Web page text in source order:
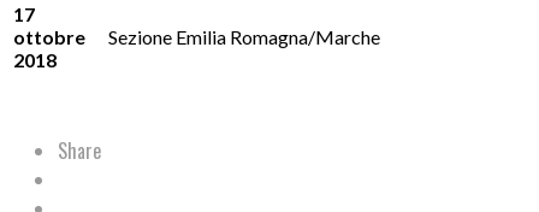
17
ottobre
2018
Sezione Emilia Romagna/Marche
Share